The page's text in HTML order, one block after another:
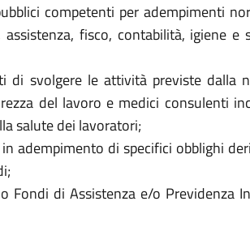
competenti per adempimenti
fisco, contabilità, igiene e
di svolgere le attività previste dalla
del lavoro e medici consulenti
salute dei lavoratori;
adempimento di specifici obblighi
Fondi di Assistenza e/o Previdenza